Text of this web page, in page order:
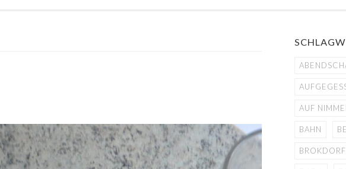
AUF
BAHN
BROKDORF